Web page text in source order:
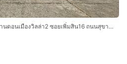
ทาวน์เฮ้าส์ 2 ชั้น 29.9 ตร.ว. หมู่บ้านดอนเมืองวิลล่า2 ซอยเพิ่มสิน16 ถนนสุขาภิบาล5 ถนนพหลโยธิน54-1 เขตสายไหม กรุงเทพมหานคร